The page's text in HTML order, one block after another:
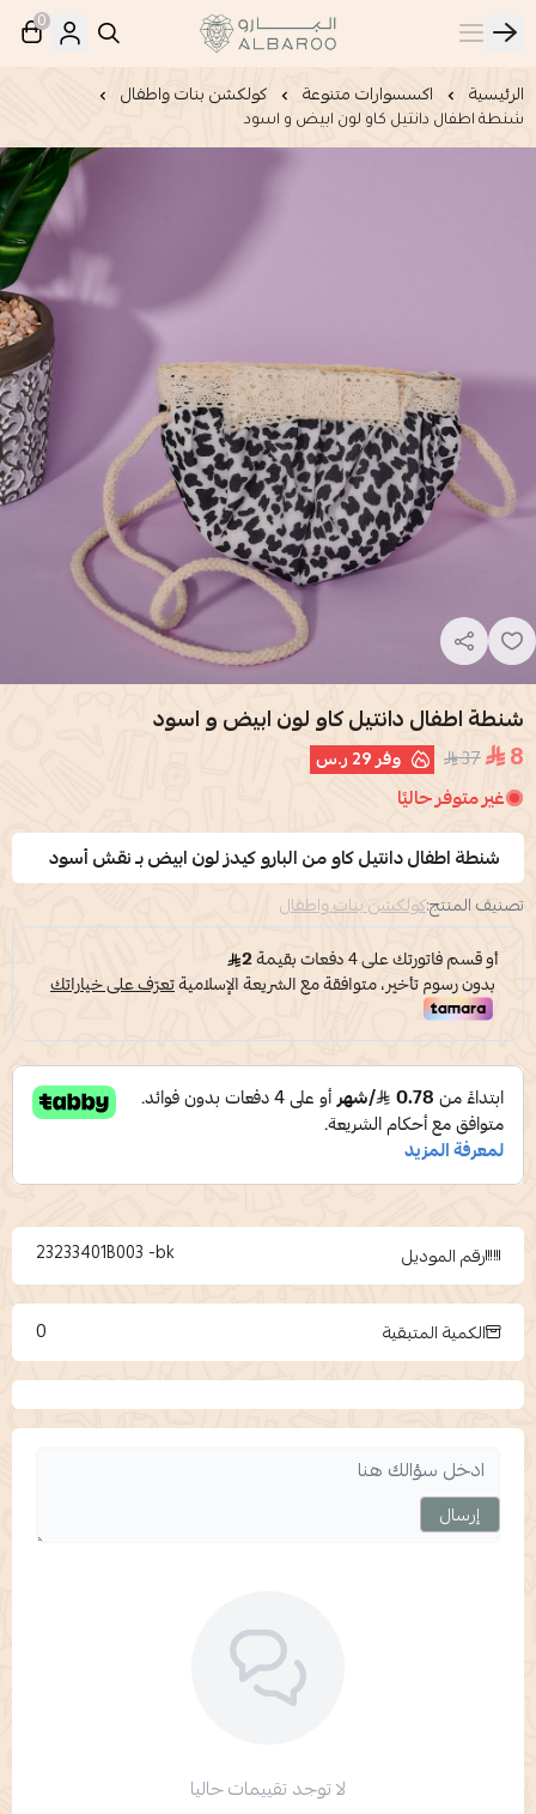
البارو | Albaroo
0
الرئيسية اكسسوارات متنوعة كولكشن بنات واطفال
شنطة اطفال دانتيل كاو لون ابيض و اسود
شنطة اطفال دانتيل كاو لون ابيض و اسود
8
37 وفر29 ر.س
غير متوفر حاليًا
شنطة اطفال دانتيل كاو من البارو كيدز لون ابيض بـ نقش أسود
تصنيف المنتج:كولكشن بنات واطفال
رقم الموديل 23233401B003 -bk
الكمية المتبقية 0
إرسال
لا توجد تقييمات حاليا